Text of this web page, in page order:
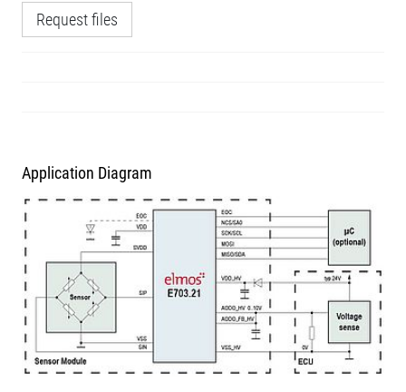
Request files
Application Diagram